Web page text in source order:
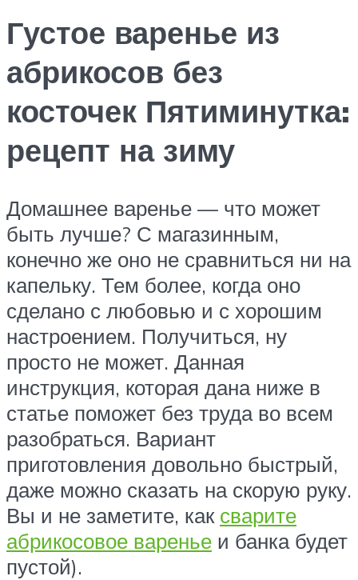
Густое варенье из
абрикосов без
косточек Пятиминутка:
рецепт на зиму
Домашнее варенье — что может
быть лучше? С магазинным,
конечно же оно не сравниться ни на
капельку. Тем более, когда оно
сделано с любовью и с хорошим
настроением. Получиться, ну
просто не может. Данная
инструкция, которая дана ниже в
статье поможет без труда во всем
разобраться. Вариант
приготовления довольно быстрый,
даже можно сказать на скорую руку.
Вы и не заметите, как сварите
абрикосовое варенье и банка будет
пустой).